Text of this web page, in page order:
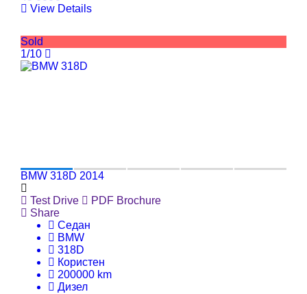
View Details
Sold
1/10
BMW 318D 2014
Test Drive
PDF Brochure
Share
Седан
BMW
318D
Користен
200000 km
Дизел